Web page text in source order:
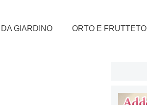
GIARDINO ORTO E FRUTTETO